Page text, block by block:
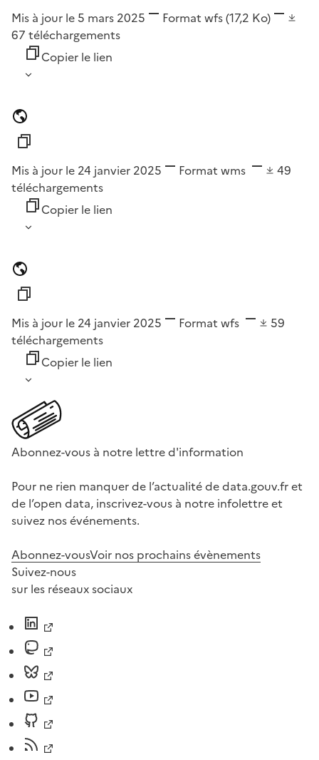
Mis à jour le 5 mars 2025 Format wfs(17,2 Ko)
67 téléchargements
Copier le lien
Mis à jour le 24 janvier 2025 Format wms
49
téléchargements
Copier le lien
Mis à jour le 24 janvier 2025 Format wfs
59
téléchargements
Copier le lien
Abonnez-vous à notre lettre d'information
Pour ne rien manquer de l’actualité de data.gouv.fr et
de l’open data, inscrivez-vous à notre infolettre et
suivez nos événements.
Abonnez-vousVoir nos prochains évènements
Suivez-nous
sur les réseaux sociaux